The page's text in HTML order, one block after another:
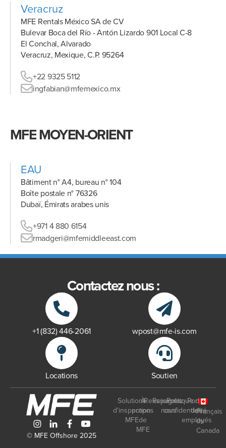
Veracruz
MFE Rentals México SA de CV
Bulevar Boca del Río - Antón Lizardo 901 Local C-8
El Conchal, Alvarado
Veracruz, Mexique, C.P. 95264
+22 9325 5112
ingfabian@mfemexico.mx
MFE MOYEN-ORIENT
EAU
Bâtiment n° A4, bureau n° 104
Boîte postale n° 76326
Dubaï, Émirats arabes unis
+971 4 880 6154
rmadgeri@mfemiddleeast.com
Contactez nous :
+1 (832) 446-2061 wpost@mfe-is.com
Locations Soutien
© MFE Offshore 2025
Solutions
d'inspection
MFE
À
propos
de
MFE
Ressources
Rejoignez-
nous
Politique de
confidentialité
Portail
des
employés
Français
du
Canada